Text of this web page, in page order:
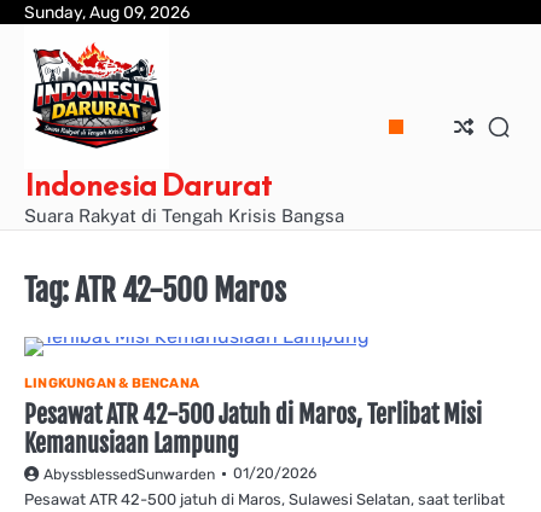
Skip
content
Sunday, Aug 09, 2026
Indonesia Darurat
Suara Rakyat di Tengah Krisis Bangsa
Tag:ATR 42-500 Maros
LINGKUNGAN & BENCANA
Pesawat ATR 42-500 Jatuh di Maros, Terlibat Misi
Kemanusiaan Lampung
AbyssblessedSunwarden 01/20/2026
Pesawat ATR 42-500 jatuh di Maros, Sulawesi Selatan, saat terlibat